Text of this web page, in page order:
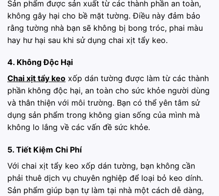
Sản phẩm được sản xuất từ các thành phần an toàn,
không gây hại cho bề mặt tường. Điều này đảm bảo
rằng tường nhà bạn sẽ không bị bong tróc, phai màu
hay hư hại sau khi sử dụng chai xịt tẩy keo.
4. Không Độc Hại
Chai xịt tẩy keo xốp dán tường được làm từ các thành
phần không độc hại, an toàn cho sức khỏe người dùng
và thân thiện với môi trường. Bạn có thể yên tâm sử
dụng sản phẩm trong không gian sống của mình mà
không lo lắng về các vấn đề sức khỏe.
5. Tiết Kiệm Chi Phí
Với chai xịt tẩy keo xốp dán tường, bạn không cần
phải thuê dịch vụ chuyên nghiệp để loại bỏ keo dính.
Sản phẩm giúp bạn tự làm tại nhà một cách dễ dàng,